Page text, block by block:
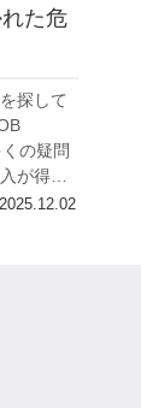
た危
探して
の疑問
が得ら
してい
2025.12.02